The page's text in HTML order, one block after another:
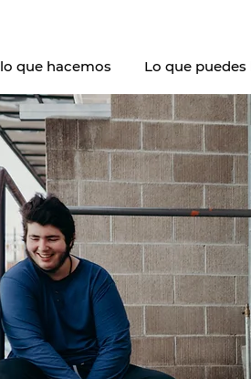
lo que hacemos Lo que puedes